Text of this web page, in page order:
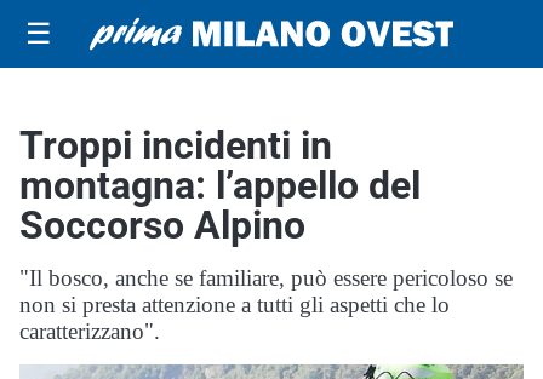
☰
Troppi incidenti in
montagna: l’appello del
Soccorso Alpino
"Il bosco, anche se familiare, può essere pericoloso se
non si presta attenzione a tutti gli aspetti che lo
caratterizzano".